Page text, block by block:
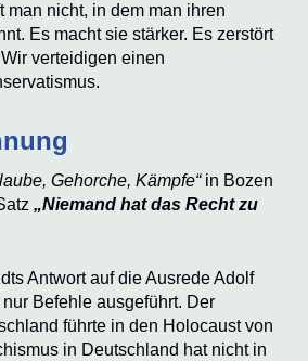
man nicht, in dem man ihren
Es macht sie stärker. Es zerstört
verteidigen einen
Gehorche, Kämpfe“ in Bozen
„Niemand hat das Recht zu
Antwort auf die Ausrede Adolf
Befehle ausgeführt. Der
führte in den Holocaust von
in Deutschland hat nicht in